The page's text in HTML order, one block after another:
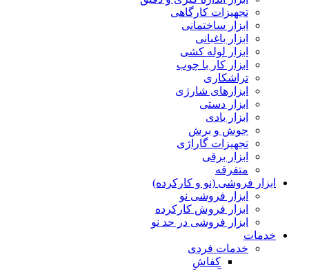
تجهیزات کارگاهی
ابزار ساختمانی
ابزار باغبانی
ابزار لوله کشی
ابزار کار با چوب
تراشکاری
ابزارهای شارژی
ابزار دستی
ابزار بادی
جوش و برش
تجهیزات گاراژی
ابزار برقی
متفرقه
ابزار فروشی (نو و کارکرده)
ابزار فروشی نو
ابزار فروش کارکرده
ابزار فروشی در حد نو
خدمات
خدمات فردی
کفاش